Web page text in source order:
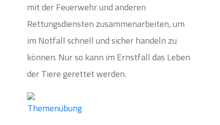
mit der Feuerwehr und anderen
Rettungsdiensten zusammenarbeiten, um
im Notfall schnell und sicher handeln zu
können. Nur so kann im Ernstfall das Leben
der Tiere gerettet werden.